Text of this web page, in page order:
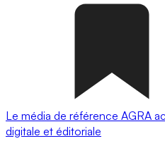
Le média de référence AGRA
digitale et éditoriale